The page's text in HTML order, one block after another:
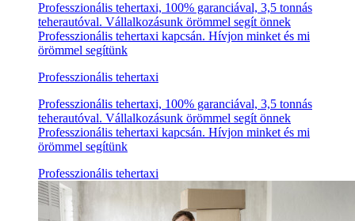
Professzionális tehertaxi, 100% garanciával, 3,5 tonnás
teherautóval. Vállalkozásunk örömmel segít önnek
Professzionális tehertaxi kapcsán. Hívjon minket és mi
örömmel segítünk
Professzionális tehertaxi
Professzionális tehertaxi, 100% garanciával, 3,5 tonnás
teherautóval. Vállalkozásunk örömmel segít önnek
Professzionális tehertaxi kapcsán. Hívjon minket és mi
örömmel segítünk
Professzionális tehertaxi